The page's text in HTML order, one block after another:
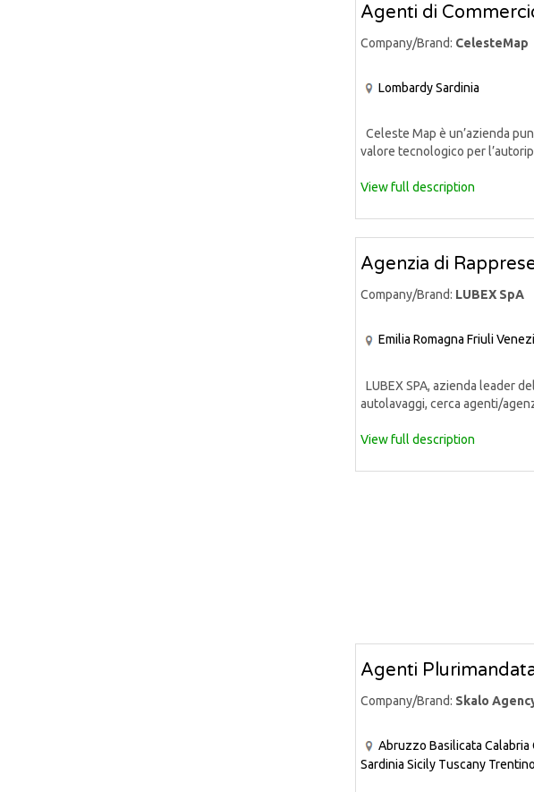
Agenti di
Company/Brand: CelesteMap
LombardySardinia
Celeste Map è un’azienda
valore tecnologico per
View full description
Agenzia di
Company/Brand: LUBEX SpA
Emilia Romagna Friuli
LUBEX SPA, azienda leader
autolavaggi, cerca agenti/
View full description
Agenti
Company/Brand: Skalo
Abruzzo Basilicata Calabria
Sardinia Sicily Tuscany